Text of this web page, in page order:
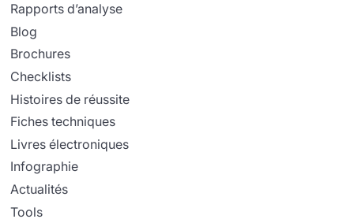
Rapports d’analyse
Blog
Brochures
Checklists
Histoires de réussite
Fiches techniques
Livres électroniques
Infographie
Actualités
Tools